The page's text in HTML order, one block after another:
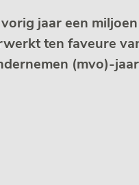
jaar een
ten faveure
(mvo)-